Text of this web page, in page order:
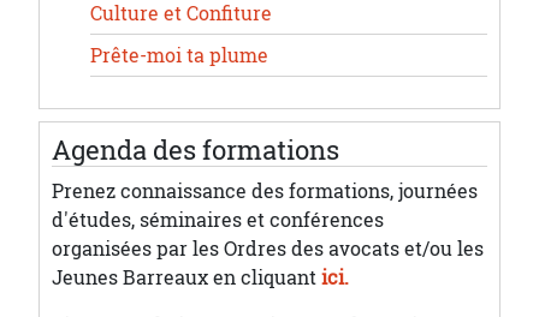
Culture et Confiture
Prête-moi ta plume
Agenda des formations
Prenez connaissance des formations, journées
d'études, séminaires et conférences
organisées par les Ordres des avocats et/ou les
Jeunes Barreaux en cliquantici.